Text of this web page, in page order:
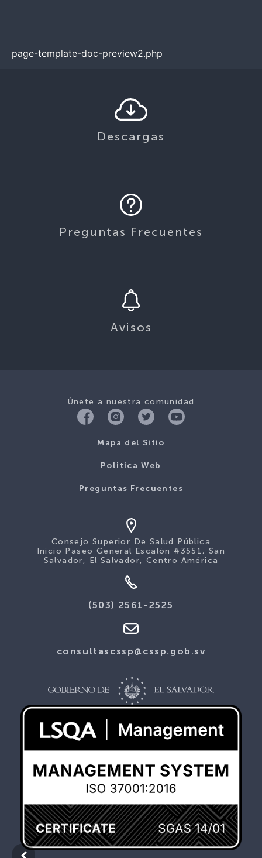
page-template-doc-preview2.php
Descargas
Preguntas Frecuentes
Avisos
Únete a nuestra comunidad
Mapa del Sitio
Politica Web
Preguntas Frecuentes
Consejo Superior De Salud Pública
Inicio Paseo General Escalón #3551, San
Salvador, El Salvador, Centro América
(503) 2561-2525
consultascssp@cssp.gob.sv